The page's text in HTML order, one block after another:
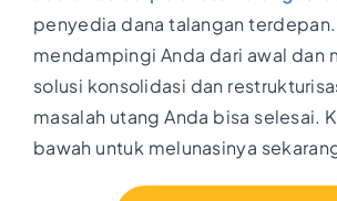
penyedia dana talangan terdepan.
mendampingi Anda dari awal dan
solusi konsolidasi dan
masalah utang Anda bisa selesai.
bawah untuk melunasinya